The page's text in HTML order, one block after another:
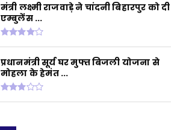
मंत्री लक्ष्मी राजवाड़े ने चांदनी बिहारपुर को दी
एम्बुलेंस ...
प्रधानमंत्री सूर्य घर मुफ्त बिजली योजना से
मोहला के हेमंत ...